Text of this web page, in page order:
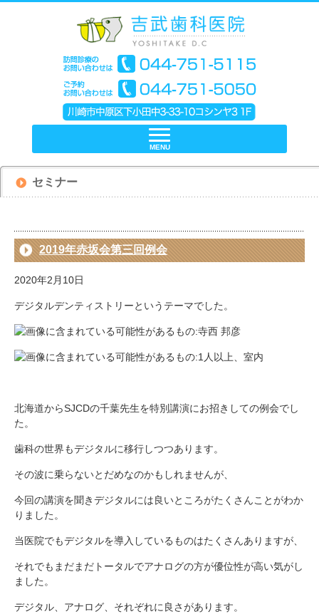
MENU
セミナー
2019年赤坂会第三回例会
2020年2月10日
デジタルデンティストリーというテーマでした。
北海道からSJCDの千葉先生を特別講演にお招きしての例会でし
た。
歯科の世界もデジタルに移行しつつあります。
その波に乗らないとだめなのかもしれませんが、
今回の講演を聞きデジタルには良いところがたくさんことがわか
りました。
当医院でもデジタルを導入しているものはたくさんありますが、
それでもまだまだトータルでアナログの方が優位性が高い気がし
ました。
デジタル、アナログ、それぞれに良さがあります。